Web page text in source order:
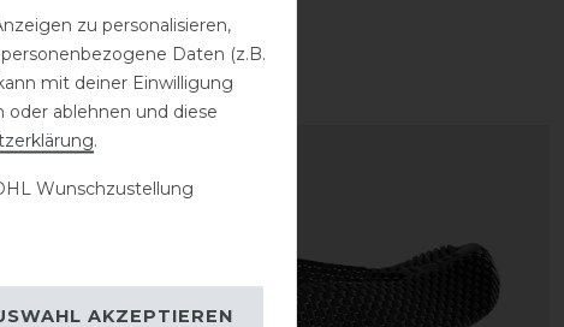
zu personalisieren,
Daten (z.B.
mit deiner Einwilligung
ablehnen und diese
.
Wunschzustellung
AKZEPTIEREN